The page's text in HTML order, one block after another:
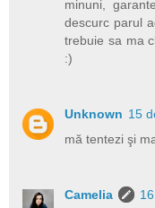
minuni,
descurc parul
trebuie sa ma
:)
Unknown 15
mă tentezi şi
Camelia